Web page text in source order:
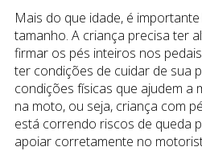
Mais do que idade, é
tamanho. A criança precisa ter
firmar os pés inteiros nos
ter condições de cuidar de sua
condições físicas que ajudem a
na moto, ou seja, criança com
está correndo riscos de queda
apoiar corretamente no